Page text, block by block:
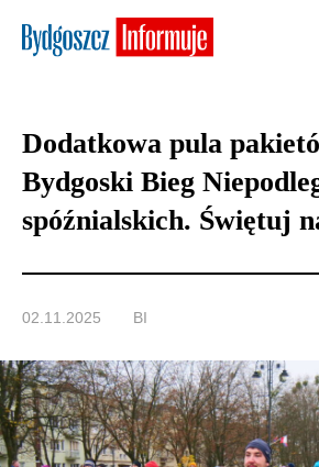
Dodatkowa pula
Bydgoski Bieg
spóźnialskich. Świętuj
02.11.2025 BI